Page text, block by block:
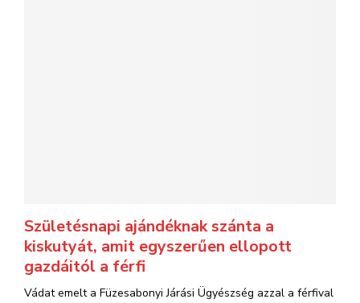
Születésnapi ajándéknak szánta a
kiskutyát, amit egyszerűen ellopott
gazdáitól a férfi
Vádat emelt a Füzesabonyi Járási Ügyészség azzal a férfival